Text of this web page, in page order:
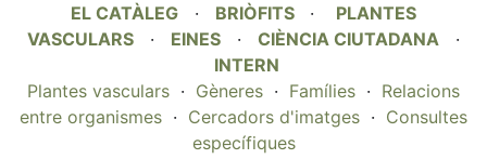
EL CATÀLEG · BRIÒFITS · PLANTES
VASCULARS · EINES · CIÈNCIA CIUTADANA ·
INTERN
Plantes vasculars · Gèneres · Famílies · Relacions
entre organismes · Cercadors d'imatges · Consultes
específiques